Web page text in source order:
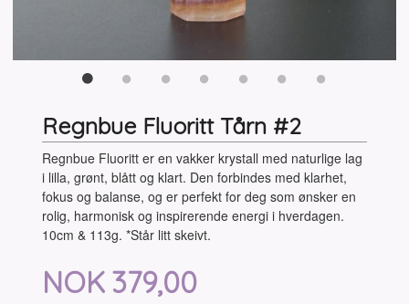
Regnbue Fluoritt Tårn #2
Regnbue Fluoritt er en vakker krystall med naturlige lag
i lilla, grønt, blått og klart. Den forbindes med klarhet,
fokus og balanse, og er perfekt for deg som ønsker en
rolig, harmonisk og inspirerende energi i hverdagen.
10cm & 113g. *Står litt skeivt.
Pris
NOK 379,00